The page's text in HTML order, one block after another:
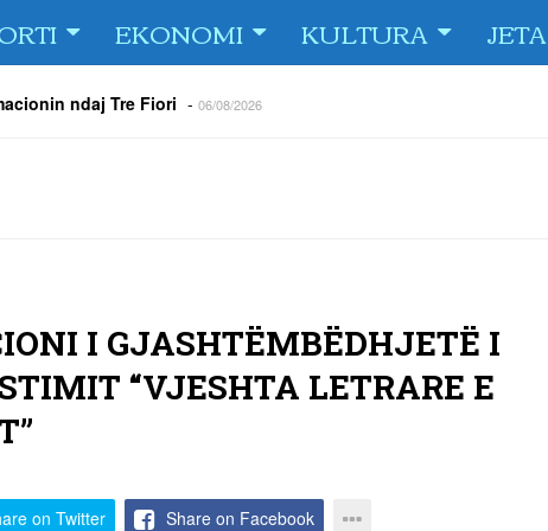
EKONOMI KULTURA JETA
Dritën -06/08/2026
I GJASHTËMBËDHJETË I
“VJESHTA LETRARE E
on Twitter Share on Facebook